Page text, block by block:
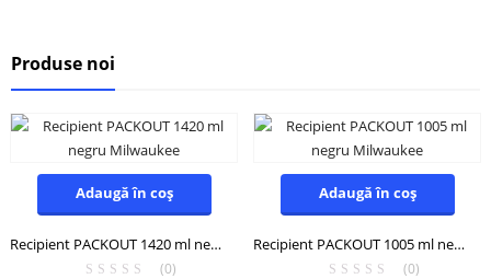
Produse noi
Adaugă în coș
Recipient PACKOUT 1420 ml negru Milwaukee
(0)
Adaugă în coș
Recipient PACKOUT 1005 ml negru Milwaukee
(0)